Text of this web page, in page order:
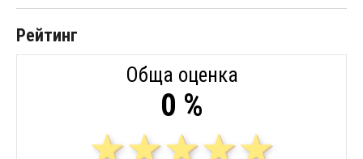
Рейтинг
Обща оценка
0 %